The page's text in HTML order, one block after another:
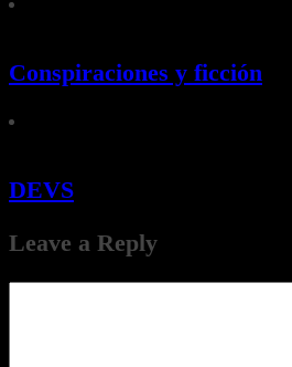
Conspiraciones y ficción
DEVS
Leave a Reply